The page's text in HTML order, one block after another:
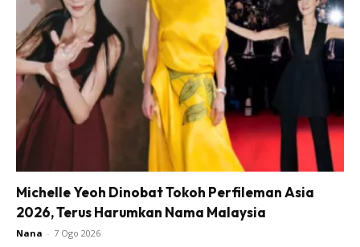
Sekarang mak dia pening sebab esok dia nak bukak kedai
ARTIKEL MENARIK:
Senangnya Nak Buat Dadih Susu Full
Michelle Yeoh Dinobat Tokoh Perfileman Asia
2026, Terus Harumkan Nama Malaysia
Nana - 7 Ogo 2026